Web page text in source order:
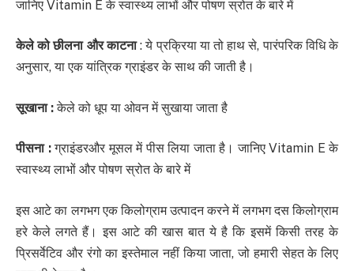
जानिए Vitamin E के स्वास्थ्य लाभों और पोषण स्रोत के बारे में
केले को छीलना और काटना: ये प्रक्रिया या तो हाथ से, पारंपरिक विधि के
अनुसार, या एक यांत्रिक ग्राइंडर के साथ की जाती है।
सूखाना :केले को धूप या ओवन में सुखाया जाता है
पीसना :ग्राइंडरऔर मूसल में पीस लिया जाता है। जानिए Vitamin E के
स्वास्थ्य लाभों और पोषण स्रोत के बारे में
इस आटे का लगभग एक किलोग्राम उत्पादन करने में लगभग दस किलोग्राम
हरे केले लगते हैं। इस आटे की खास बात ये है कि इसमें किसी तरह के
प्रिसर्वेटिव और रंगो का इस्तेमाल नहीं किया जाता, जो हमारी सेहत के लिए